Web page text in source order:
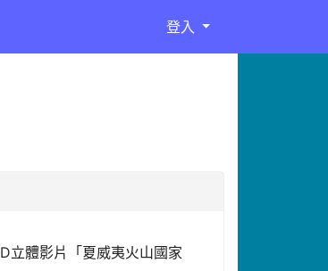
登入
立體影片「夏威夷火山國家